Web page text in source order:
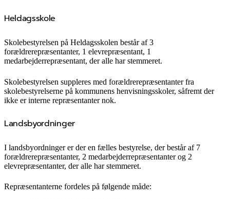
Heldagsskole
Skolebestyrelsen på Heldagsskolen består af 3
forældrerepræsentanter, 1 elevrepræsentant, 1
medarbejderrepræsentant, der alle har stemmeret.
Skolebestyrelsen suppleres med forældrerepræsentanter fra
skolebestyrelserne på kommunens henvisningsskoler, såfremt der
ikke er interne repræsentanter nok.
Landsbyordninger
I landsbyordninger er der en fælles bestyrelse, der består af 7
forældrerepræsentanter, 2 medarbejderrepræsentanter og 2
elevrepræsentanter, der alle har stemmeret.
Repræsentanterne fordeles på følgende måde: